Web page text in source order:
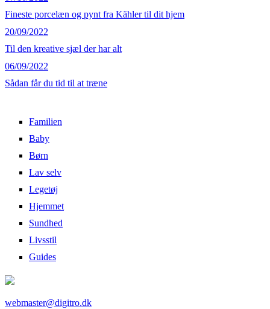
Fineste porcelæn og pynt fra Kähler til dit hjem
20/09/2022
Til den kreative sjæl der har alt
06/09/2022
Sådan får du tid til at træne
Familien
Baby
Børn
Lav selv
Legetøj
Hjemmet
Sundhed
Livsstil
Guides
webmaster@digitro.dk